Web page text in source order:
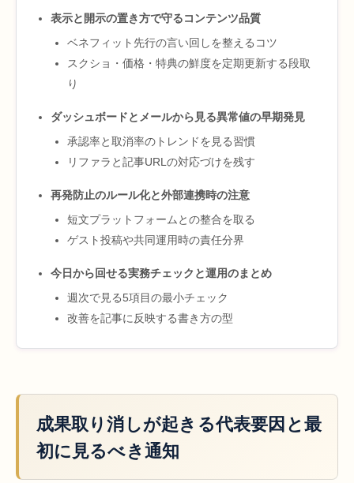
表示と開示の置き方で守るコンテンツ品質
ベネフィット先行の言い回しを整えるコツ
スクショ・価格・特典の鮮度を定期更新する段取
り
ダッシュボードとメールから見る異常値の早期発見
承認率と取消率のトレンドを見る習慣
リファラと記事URLの対応づけを残す
再発防止のルール化と外部連携時の注意
短文プラットフォームとの整合を取る
ゲスト投稿や共同運用時の責任分界
今日から回せる実務チェックと運用のまとめ
週次で見る5項目の最小チェック
改善を記事に反映する書き方の型
成果取り消しが起きる代表要因と最
初に見るべき通知